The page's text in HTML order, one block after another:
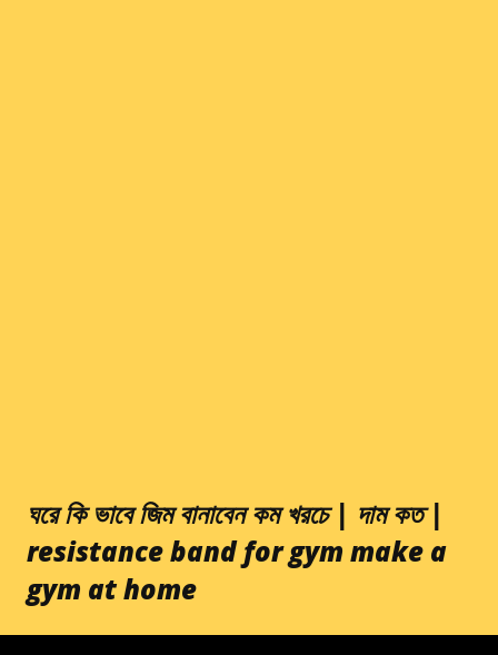
ঘরে‌ কি ভাবে জিম বানাবেন কম খরচে | দাম কত |
resistance band for gym make a
gym at home